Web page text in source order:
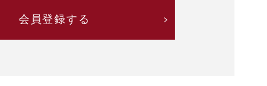
会員登録する